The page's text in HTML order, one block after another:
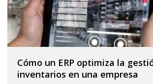
Cómo un ERP optimiza la
inventarios en una empresa